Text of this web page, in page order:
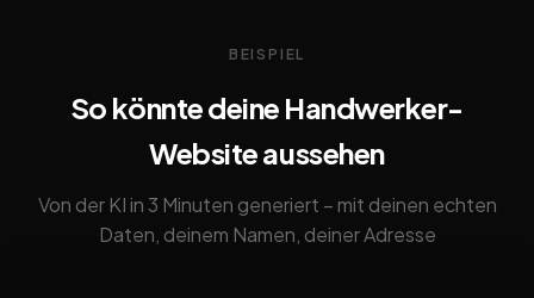
BEISPIEL
So könnte deine Handwerker-
Website aussehen
Von der KI in 3 Minuten generiert – mit deinen echten
Daten, deinem Namen, deiner Adresse